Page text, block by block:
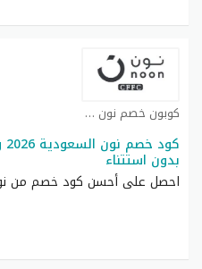
كوبون خصم نون كوبون
بدون استتناء
احصل على أحسن كود خصم من نون